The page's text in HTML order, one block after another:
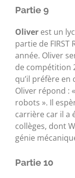
Partie 9
Oliver est un
partie de
année. Oliver
de compétition
qu’il préfère en
Oliver répond :
robots ». Il
carrière car il a
collèges, dont
génie
Partie 10